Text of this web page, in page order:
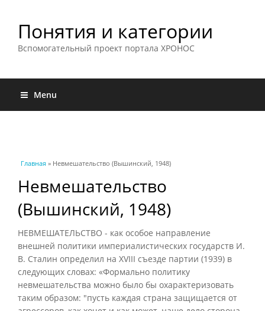
Понятия и категории
Вспомогательный проект портала ХРОНОС
Menu
Вы здесь
Главная » Невмешательство (Вышинский, 1948)
Невмешательство
(Вышинский, 1948)
НЕВМЕШАТЕЛЬСТВО - как особое направление
внешней политики империалистических государств И.
В. Сталин определил на XVIII съезде партии (1939) в
следующих словах: «Формально политику
невмешательства можно было бы охарактеризовать
таким образом: "пусть каждая страна защищается от